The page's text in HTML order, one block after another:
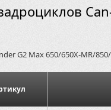
G2 Max 650/650X-MR/